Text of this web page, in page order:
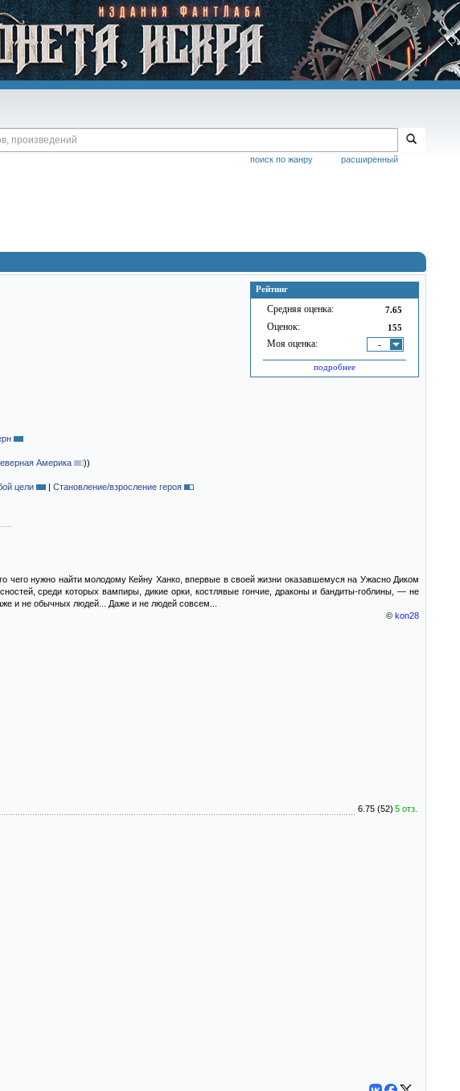
расширенный
поиск по жанру
Рейтинг
Средняя оценка: 7.65
Оценок: 155
Моя оценка: -
подробнее
Америка ))
цели | Становление/взросление героя
чего нужно найти молодому Кейну Ханко, впервые в своей жизни оказавшемуся на Ужасно Диком
среди которых вампиры, дикие орки, костлявые гончие, драконы и бандиты-гоблины, — не
и не обычных людей... Даже и не людей совсем...
© kon28
6.75 (52) 5 отз.